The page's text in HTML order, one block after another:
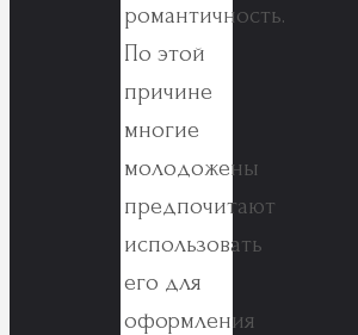
романтичность.
По этой
причине
многие
молодожены
предпочитают
использовать
его для
оформления